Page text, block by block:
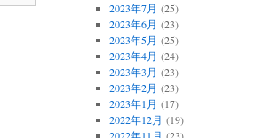
2023年7月 (25)
2023年6月 (23)
2023年5月 (25)
2023年4月 (24)
2023年3月 (23)
2023年2月 (23)
2023年1月 (17)
2022年12月 (19)